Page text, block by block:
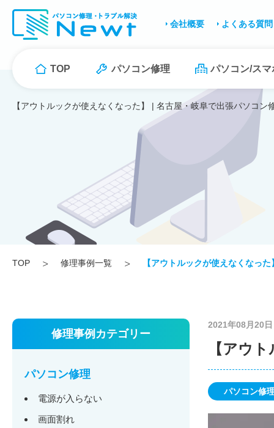
TOP パソコン修理 パソコン/ス
会社概要 よくある質問
【アウトルックが使えなくなった】 | 名古屋・岐阜で出張パソコン
TOP 修理事例一覧 【アウトルックが使えなくなった
修理事例カテゴリー
パソコン修理
電源が入らない
画面割れ
【アウ
2021年08月20日
パソコン修